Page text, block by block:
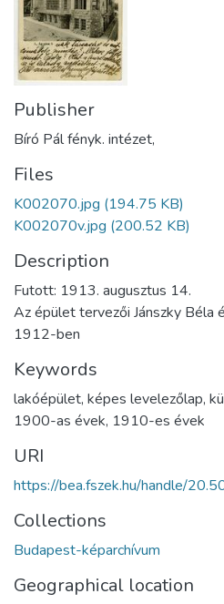
Publisher
Bíró Pál fényk. intézet,
Files
K002070.jpg (194.75 KB)
K002070v.jpg (200.52 KB)
Description
Futott: 1913. augusztus 14.
Az épület tervezői Jánszky Béla
1912-ben
Keywords
lakóépület, képes levelezőlap,
1900-as évek, 1910-es évek
URI
https://bea.fszek.hu/handle/
Collections
Budapest-képarchívum
Geographical location